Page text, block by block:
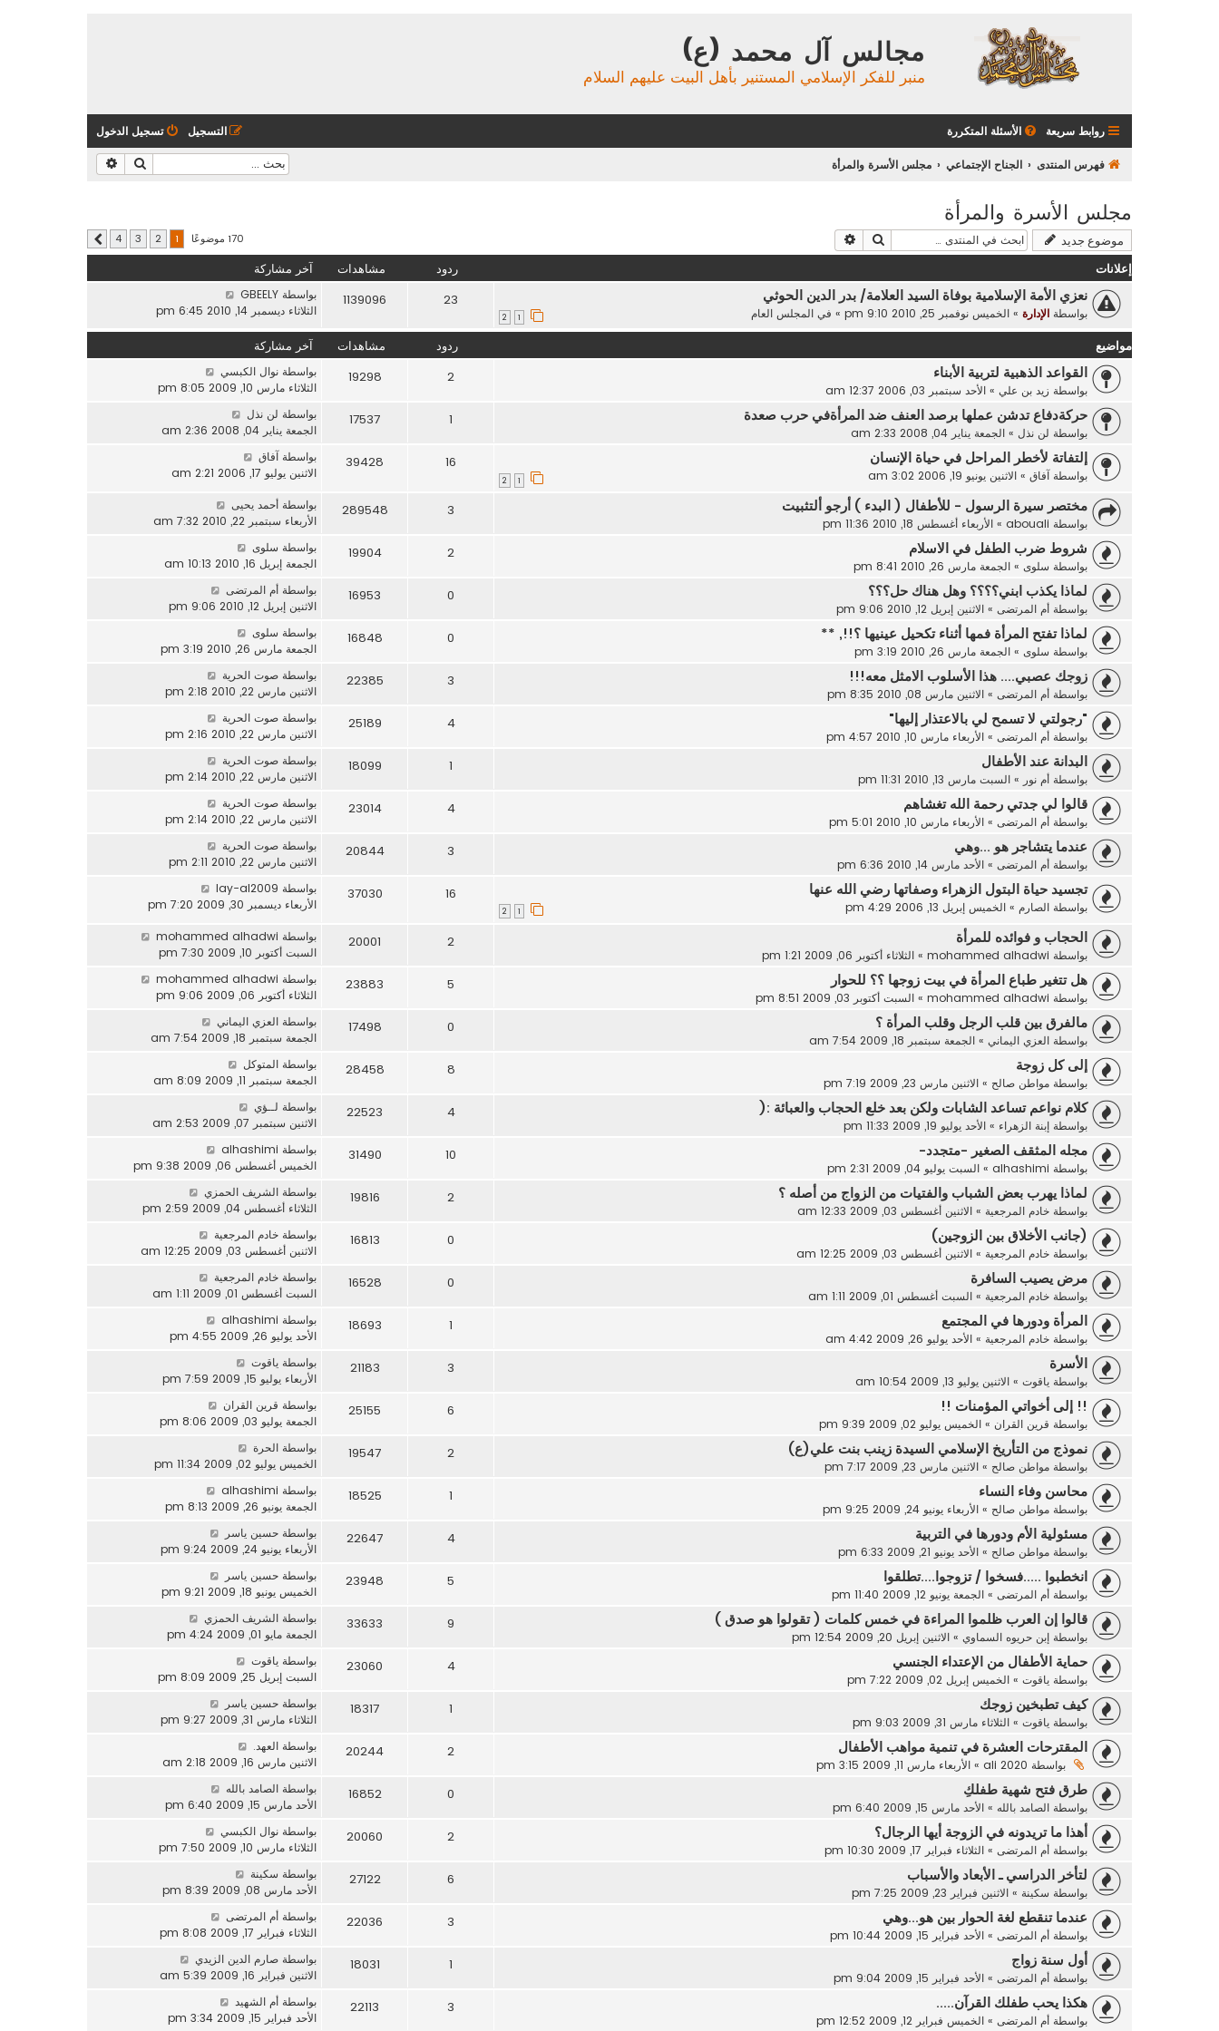
مجالس آل محمد (ع)
منبر للفكر الإسلامي المستنير بأهل البيت عليهم السلام
روابط سريعة الأسئلة المتكررة تسجيل الدخول التسجيل
فهرس المنتدى الجناح الإجتماعي مجلس الأسرة والمرأة بحث
مجلس الأسرة والمرأة
موضوع جديد بحث 170 موضوعًا 1
2
3
4 التالي
إعلانات ردود مشاهدات آخر مشاركة
نعزي الأمة الإسلامية بوفاة السيد العلامة/ بدر الدين الحوثي
بواسطة الإدارة » الخميس نوفمبر 25, 2010 9:10 pm » في المجلس العام 1
2
23
1139096 بواسطة GBEELY
الثلاثاء ديسمبر 14, 2010 6:45 pm
مواضيع ردود مشاهدات آخر مشاركة
القواعد الذهبية لتربية الأبناء
بواسطة زيد بن علي » الأحد سبتمبر 03, 2006 12:37 am
2
19298 بواسطة نوال الكبسي
الثلاثاء مارس 10, 2009 8:05 pm
حركةدفاع تدشن عملها برصد العنف ضد المرأةفي حرب صعدة
بواسطة لن نذل » الجمعة يناير 04, 2008 2:33 am
1
17537 بواسطة لن نذل
الجمعة يناير 04, 2008 2:36 am
إلتفاتة لأخطر المراحل في حياة الإنسان
بواسطةآفاق » الاثنين يونيو 19, 2006 3:02 am 1
2
16
39428 بواسطةآفاق
الاثنين يوليو 17, 2006 2:21 am
مختصر سيرة الرسول - للأطفال ( البدء ) أرجو ألتثبيت
بواسطة abouali
» الأربعاء أغسطس 18, 2010 11:36 pm
3
289548 بواسطة أحمد يحيى
الأربعاء سبتمبر 22, 2010 7:32 am
شروط ضرب الطفل في الاسلام
بواسطة سلوى » الجمعة مارس 26, 2010 8:41 pm
2
19904 بواسطة سلوى
الجمعة إبريل 16, 2010 10:13 am
لماذا يكذب ابني؟؟؟؟ وهل هناك حل؟؟؟
بواسطة أم المرتضى » الاثنين إبريل 12, 2010 9:06 pm
0
16953 بواسطة أم المرتضى
الاثنين إبريل 12, 2010 9:06 pm
لماذا تفتح المرأة فمها أثناء تكحيل عينيها ؟!!, **
بواسطة سلوى » الجمعة مارس 26, 2010 3:19 pm
0
16848 بواسطة سلوى
الجمعة مارس 26, 2010 3:19 pm
زوجك عصبي.... هذا الأسلوب الامثل معه!!!
بواسطة أم المرتضى » الاثنين مارس 08, 2010 8:35 pm
3
22385 بواسطة صوت الحرية
الاثنين مارس 22, 2010 2:18 pm
"رجولتي لا تسمح لي بالاعتذار إليها"
بواسطة أم المرتضى » الأربعاء مارس 10, 2010 4:57 pm
4
25189 بواسطة صوت الحرية
الاثنين مارس 22, 2010 2:16 pm
البدانة عند الأطفال
بواسطة أم نور » السبت مارس 13, 2010 11:31 pm
1
18099 بواسطة صوت الحرية
الاثنين مارس 22, 2010 2:14 pm
قالوا لي جدتي رحمة الله تغشاهم
بواسطة أم المرتضى » الأربعاء مارس 10, 2010 5:01 pm
4
23014 بواسطة صوت الحرية
الاثنين مارس 22, 2010 2:14 pm
عندما يتشاجر هو ...وهي
بواسطة أم المرتضى » الأحد مارس 14, 2010 6:36 pm
3
20844 بواسطة صوت الحرية
الاثنين مارس 22, 2010 2:11 pm
تجسيد حياة البتول الزهراء وصفاتها رضي الله عنها
بواسطة الصارم » الخميس إبريل 13, 2006 4:29 pm 1
2
16
37030 بواسطة lay-al2009
الأربعاء ديسمبر 30, 2009 7:20 pm
الحجاب و فوائده للمرأة
بواسطة mohammed alhadwi
» الثلاثاء أكتوبر 06, 2009 1:21 pm
2
20001 بواسطة mohammed alhadwi
السبت أكتوبر 10, 2009 7:30 pm
هل تتغير طباع المرأة في بيت زوجها ؟؟ للحوار
بواسطة mohammed alhadwi
» السبت أكتوبر 03, 2009 8:51 pm
5
23883 بواسطة mohammed alhadwi
الثلاثاء أكتوبر 06, 2009 9:06 pm
مالفرق بين قلب الرجل وقلب المرأة ؟
بواسطة العزي اليماني » الجمعة سبتمبر 18, 2009 7:54 am
0
17498 بواسطة العزي اليماني
الجمعة سبتمبر 18, 2009 7:54 am
إلى كل زوجة
بواسطة مواطن صالح » الاثنين مارس 23, 2009 7:19 pm
8
28458 بواسطة المتوكل
الجمعة سبتمبر 11, 2009 8:09 am
كلام نواعم تساعد الشابات ولكن بعد خلع الحجاب والعبائة :(
بواسطة إبنة الزهراء » الأحد يوليو 19, 2009 11:33 pm
4
22523 بواسطة لــؤي
الاثنين سبتمبر 07, 2009 2:53 am
مجله المثقف الصغير -متجدد-
بواسطة alhashimi
» السبت يوليو 04, 2009 2:31 pm
10
31490 بواسطة alhashimi
الخميس أغسطس 06, 2009 9:38 pm
لماذا يهرب بعض الشباب والفتيات من الزواج من أصله ؟
بواسطة خادم المرجعية » الاثنين أغسطس 03, 2009 12:33 am
2
19816 بواسطة الشريف الحمزي
الثلاثاء أغسطس 04, 2009 2:59 pm
(جانب الأخلاق بين الزوجين)
بواسطة خادم المرجعية » الاثنين أغسطس 03, 2009 12:25 am
0
16813 بواسطة خادم المرجعية
الاثنين أغسطس 03, 2009 12:25 am
مرض يصيب السافرة
بواسطة خادم المرجعية » السبت أغسطس 01, 2009 1:11 am
0
16528 بواسطة خادم المرجعية
السبت أغسطس 01, 2009 1:11 am
المرأة ودورها في المجتمع
بواسطة خادم المرجعية » الأحد يوليو 26, 2009 4:42 am
1
18693 بواسطة alhashimi
الأحد يوليو 26, 2009 4:55 pm
الأسرة
بواسطة ياقوت » الاثنين يوليو 13, 2009 10:54 am
3
21183 بواسطة ياقوت
الأربعاء يوليو 15, 2009 7:59 pm
‏!‏! إلى أخواتي المؤمنات !!
بواسطة قرين القران » الخميس يوليو 02, 2009 9:39 pm
6
25155 بواسطة قرين القران
الجمعة يوليو 03, 2009 8:06 pm
نموذج من التأريخ الإسلامي السيدة زينب بنت علي(ع)
بواسطة مواطن صالح » الاثنين مارس 23, 2009 7:17 pm
2
19547 بواسطة الحرة
الخميس يوليو 02, 2009 11:34 pm
محاسن وفاء النساء
بواسطة مواطن صالح » الأربعاء يونيو 24, 2009 9:25 pm
1
18525 بواسطة alhashimi
الجمعة يونيو 26, 2009 8:13 pm
مسئولية الأم ودورها في التربية
بواسطة مواطن صالح » الأحد يونيو 21, 2009 6:33 pm
4
22647 بواسطة حسين ياسر
الأربعاء يونيو 24, 2009 9:24 pm
انخطبوا .....فسخوا / تزوجوا....تطلقوا
بواسطة أم المرتضى » الجمعة يونيو 12, 2009 11:40 pm
5
23948 بواسطة حسين ياسر
الخميس يونيو 18, 2009 9:21 pm
قالوا إن العرب ظلموا المراءة في خمس كلمات ( تقولوا هو صدق )
بواسطة إبن حريوه السماوي » الاثنين إبريل 20, 2009 12:54 pm
9
33633 بواسطة الشريف الحمزي
الجمعة مايو 01, 2009 4:24 pm
حماية الأطفال من الإعتداء الجنسي
بواسطة ياقوت » الخميس إبريل 02, 2009 7:22 pm
4
23060 بواسطة ياقوت
السبت إبريل 25, 2009 8:09 pm
كيف تطبخين زوجك
بواسطة ياقوت » الثلاثاء مارس 31, 2009 9:03 pm
1
18317 بواسطة حسين ياسر
الثلاثاء مارس 31, 2009 9:27 pm
المقترحات العشرة في تنمية مواهب الأطفال
بواسطة ali 2020
» الأربعاء مارس 11, 2009 3:15 pm
2
20244 بواسطة العهد.
الاثنين مارس 16, 2009 2:18 am
طرق فتح شهية طفلكِ
بواسطة الصامد بالله » الأحد مارس 15, 2009 6:40 pm
0
16852 بواسطة الصامد بالله
الأحد مارس 15, 2009 6:40 pm
أهذا ما تريدونه في الزوجة أيها الرجال؟
بواسطة أم المرتضى » الثلاثاء فبراير 17, 2009 10:30 pm
2
20060 بواسطة نوال الكبسي
الثلاثاء مارس 10, 2009 7:50 pm
لتأخر الدراسي ـ الأبعاد والأسباب
بواسطة سكينة » الاثنين فبراير 23, 2009 7:25 pm
6
27122 بواسطة سكينة
الأحد مارس 08, 2009 8:39 pm
عندما تنقطع لغة الحوار بين هو...وهي
بواسطة أم المرتضى » الأحد فبراير 15, 2009 10:44 pm
3
22036 بواسطة أم المرتضى
الثلاثاء فبراير 17, 2009 8:08 pm
أول سنة زواج
بواسطة أم المرتضى » الأحد فبراير 15, 2009 9:04 pm
1
18031 بواسطة صارم الدين الزيدي
الاثنين فبراير 16, 2009 5:39 am
هكذا يحب طفلك القرآن.....
بواسطة أم المرتضى » الخميس فبراير 12, 2009 12:52 pm
3
22113 بواسطة أم الشهيد
الأحد فبراير 15, 2009 3:34 pm